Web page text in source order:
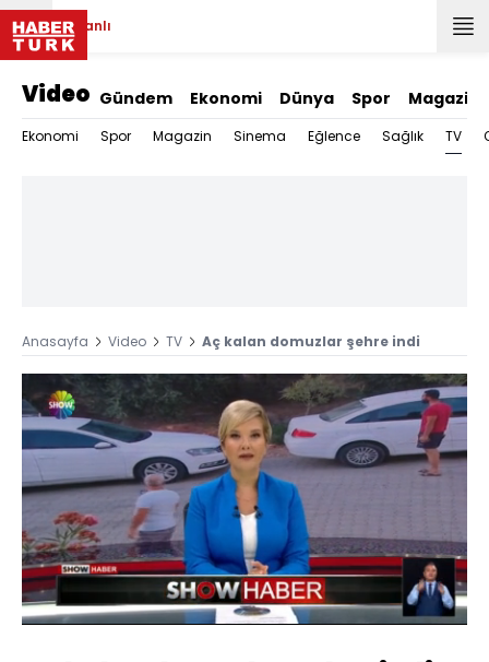
Canlı
Video Gündem Ekonomi Dünya Spor Magazin
Ekonomi Spor Magazin Sinema Eğlence Sağlık TV
Anasayfa Video TV Aç kalan domuzlar şehre indi
Sesi
Aç
Yüklendi:
68.00%
Oynatma
Hızı